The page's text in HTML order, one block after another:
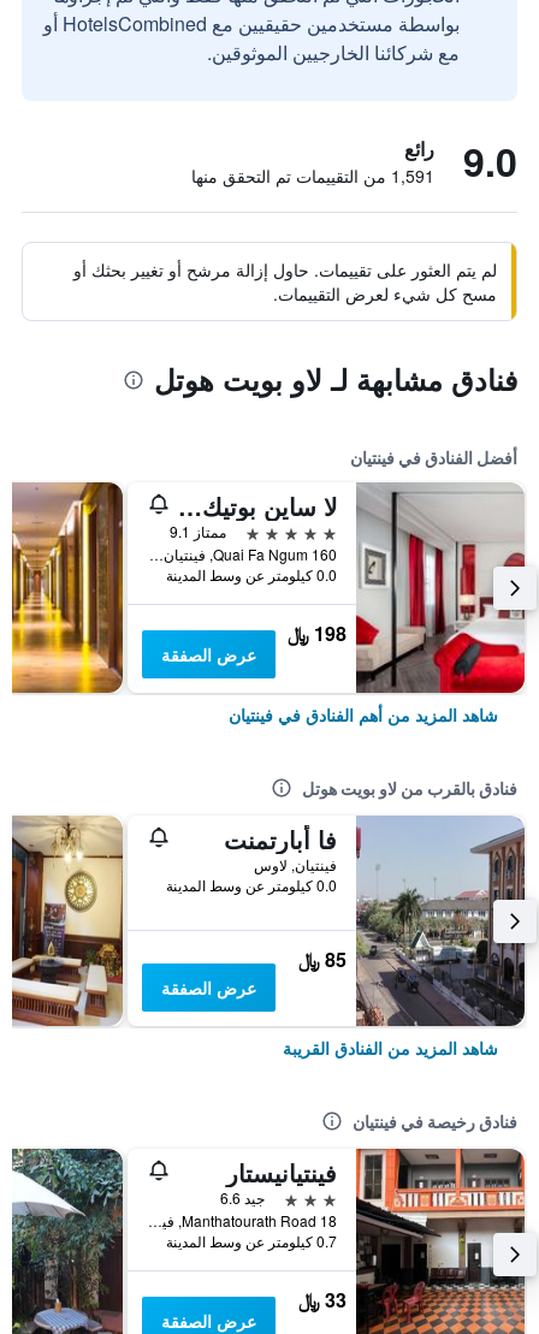
بواسطة مستخدمين حقيقيين مع HotelsCombined أو
مع شركائنا الخارجيين الموثوقين.
9.0 رائع
1,591 من التقييمات تم التحقق منها
لم يتم العثور على تقييمات. حاول إزالة مرشح أو تغيير بحثك أو
مسح كل شيء لعرض التقييمات.
فنادق مشابهة لـ لاو بويت هوتل
أفضل الفنادق في فينتيان
لا ساين بوتيك هوتل
5 نجوم
ممتاز 9.1
160 Quai Fa Ngum, فينتيان, لاوس
0.0 كيلومتر عن وسط المدينة
198 ﷼
عرض الصفقة
شاهد المزيد من أهم الفنادق في فينتيان
فنادق بالقرب من لاو بويت هوتل
فا أبارتمنت
فينتيان, لاوس
0.0 كيلومتر عن وسط المدينة
85 ﷼
عرض الصفقة
شاهد المزيد من الفنادق القريبة
فنادق رخيصة في فينتيان
فينتيانيستار
3 نجوم
جيد 6.6
18 Manthatourath Road, فينتيان, لاوس
0.7 كيلومتر عن وسط المدينة
33 ﷼
عرض الصفقة